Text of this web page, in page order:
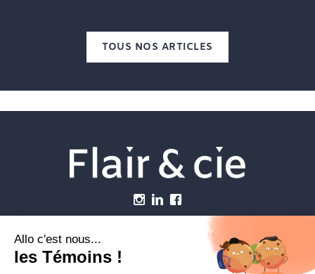
TOUS NOS ARTICLES
Établissements vétérinaires